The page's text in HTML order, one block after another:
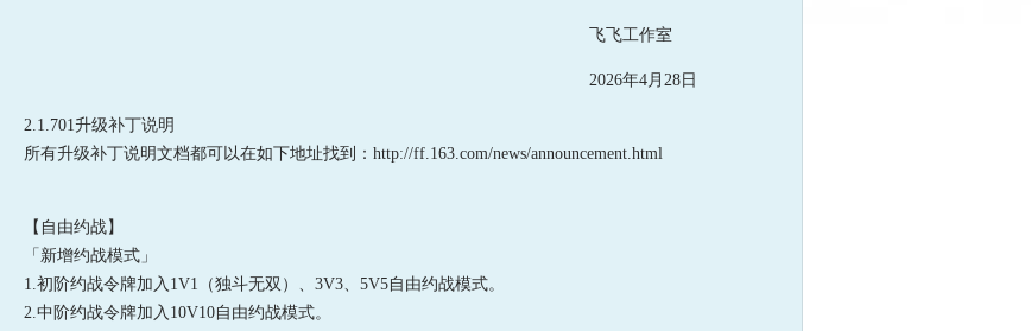
飞飞工作室
2026年4月28日
2.1.701升级补丁说明
所有升级补丁说明文档都可以在如下地址找到：http://ff.163.com/news/announcement.html
【自由约战】
「新增约战模式」
1.初阶约战令牌加入1V1（独斗无双）、3V3、5V5自由约战模式。
2.中阶约战令牌加入10V10自由约战模式。